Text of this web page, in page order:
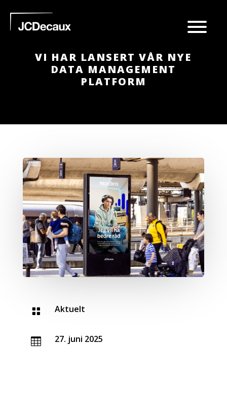
VI HAR LANSERT VÅR NYE
DATA MANAGEMENT
PLATFORM
 Aktuelt
 27. juni 2025